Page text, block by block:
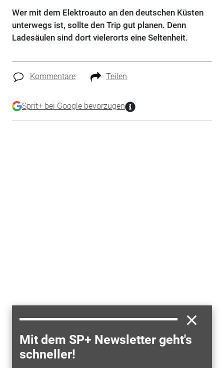
Wer mit dem Elektroauto an den deutschen Küsten
unterwegs ist, sollte den Trip gut planen. Denn
Ladesäulen sind dort vielerorts eine Seltenheit.
Kommentare Teilen
Sprit+ bei Google bevorzugen
Mit dem SP+ Newsletter geht's
schneller!
Elektroautofahrer müssen in Norddeutschland mit